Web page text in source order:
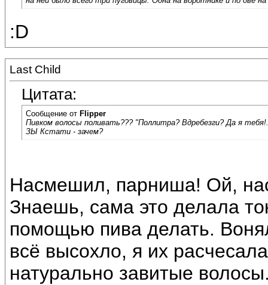
:D
Last Child
Цитата:
Сообщение от Flipper
Пивком волосы поливать??? "Поллитра? Вдребезги? Да я
ЗЫ Кстати - зачем?
Насмешил, парниша! Ой,
Знаешь, сама это делала
помощью пива делать.
всё высохло, я их
натурально завитые